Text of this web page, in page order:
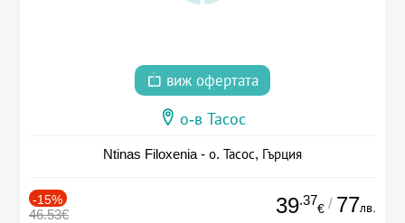
виж офертата
о-в Тасос
Ntinas Filoxenia - о. Тасос, Гърция
-15%
46.53€ 39.37
€ / 77лв.